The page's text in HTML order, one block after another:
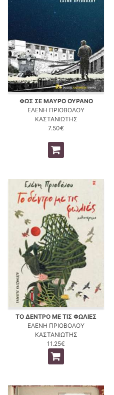
ΦΩΣ ΣΕ ΜΑΥΡΟ ΟΥΡΑΝΟ
ΕΛΕΝΗ ΠΡΙΟΒΟΛΟΥ
ΚΑΣΤΑΝΙΩΤΗΣ
7.50€
ΤΟ ΔΕΝΤΡΟ ΜΕ ΤΙΣ ΦΩΛΙΕΣ
ΕΛΕΝΗ ΠΡΙΟΒΟΛΟΥ
ΚΑΣΤΑΝΙΩΤΗΣ
11.25€